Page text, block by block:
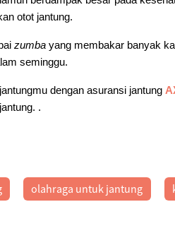
otot jantung.
zumba yang membakar banyak
seminggu.
dengan asuransi jantung
.
olahraga untuk jantung